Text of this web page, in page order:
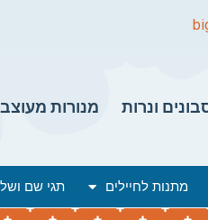
ונרות מנורות
מתנות לחיילים תגי שם